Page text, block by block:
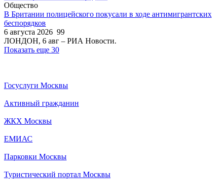
Общество
В Британии полицейского покусали в ходе антимигрантских
беспорядков
6 августа 2026 99
ЛОНДОН, 6 авг – РИА Новости.
Показать еще 30
Госуслуги Москвы
Активный гражданин
ЖКХ Москвы
ЕМИАС
Парковки Москвы
Туристический портал Москвы